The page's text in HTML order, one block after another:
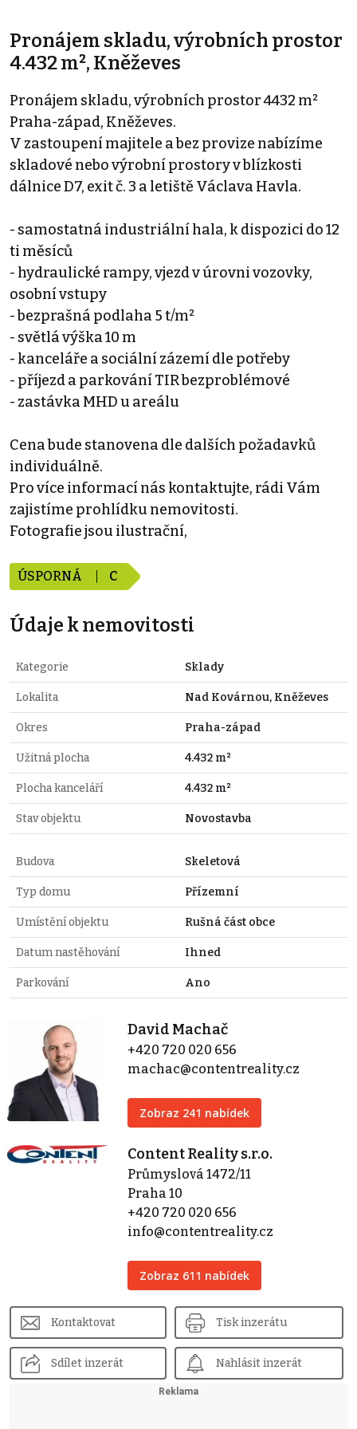
Pronájem skladu, výrobních prostor
4.432 m², Kněževes
Pronájem skladu, výrobních prostor 4432 m²
Praha-západ, Kněževes.
V zastoupení majitele a bez provize nabízíme
skladové nebo výrobní prostory v blízkosti
dálnice D7, exit č. 3 a letiště Václava Havla.
- samostatná industriální hala, k dispozici do 12
ti měsíců
- hydraulické rampy, vjezd v úrovni vozovky,
osobní vstupy
- bezprašná podlaha 5 t/m²
- světlá výška 10 m
- kanceláře a sociální zázemí dle potřeby
- příjezd a parkování TIR bezproblémové
- zastávka MHD u areálu
Cena bude stanovena dle dalších požadavků
individuálně.
Pro více informací nás kontaktujte, rádi Vám
zajistíme prohlídku nemovitosti.
Fotografie jsou ilustrační,
ÚSPORNÁ C
Údaje k nemovitosti
Kategorie Sklady
Lokalita Nad Kovárnou, Kněževes
Okres Praha-západ
Užitná plocha 4.432 m²
Plocha kanceláří 4.432 m²
Stav objektu Novostavba
Budova Skeletová
Typ domu Přízemní
Umístění objektu Rušná část obce
Datum nastěhování Ihned
Parkování Ano
David Machač
+420 720 020 656
machac@contentreality.cz
Zobraz 241 nabídek
Content Reality s.r.o.
Průmyslová 1472/11
Praha 10
+420 720 020 656
info@contentreality.cz
Zobraz 611 nabídek
Kontaktovat Tisk inzerátu
Sdílet inzerát Nahlásit inzerát